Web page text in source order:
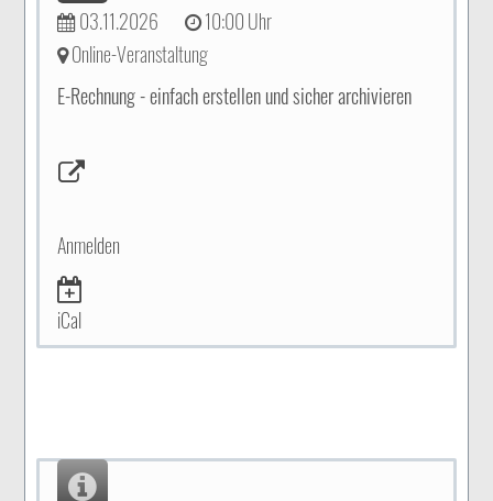
03.11.2026 10:00 Uhr
Online-Veranstaltung
E-Rechnung - einfach erstellen und sicher archivieren
Anmelden
iCal